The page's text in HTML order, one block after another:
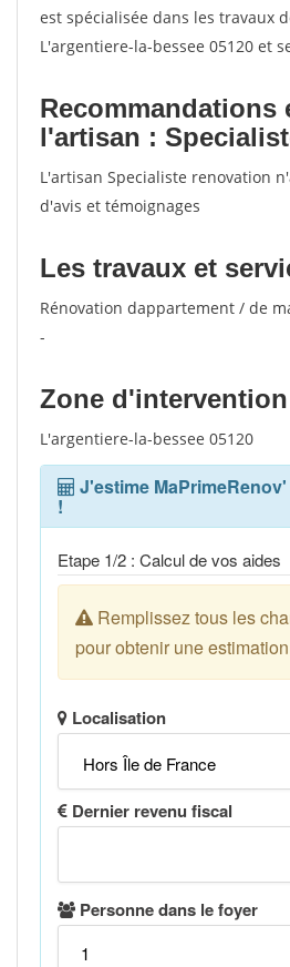
est spécialisée dans les travaux
L'argentiere-la-bessee 05120 et
Recommandations
l'artisan :
L'artisan Specialiste renovation
d'avis et témoignages
Les travaux et
Rénovation dappartement / de
-
Zone d'intervention
L'argentiere-la-bessee 05120